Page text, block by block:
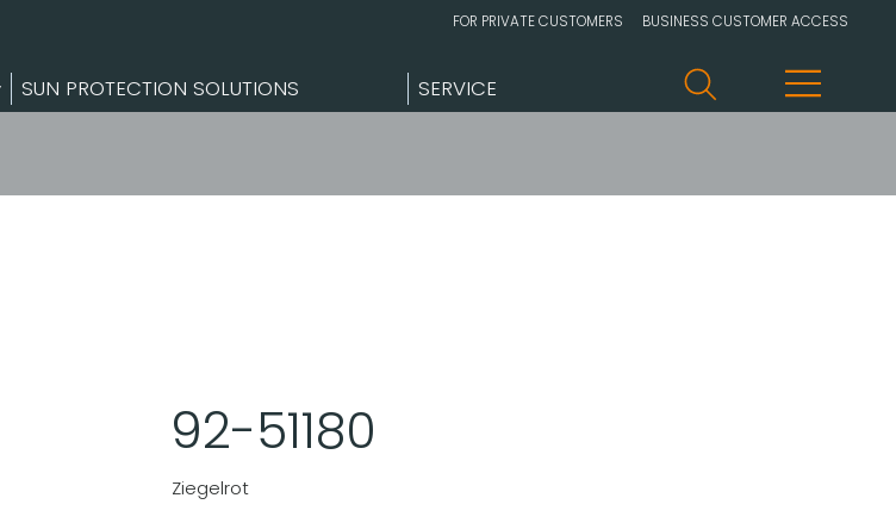
SUN PROTECTION SOLUTIONS SERVICE
FOR PRIVATE CUSTOMERS BUSINESS CUSTOMER ACCESS
92-51180
Ziegelrot